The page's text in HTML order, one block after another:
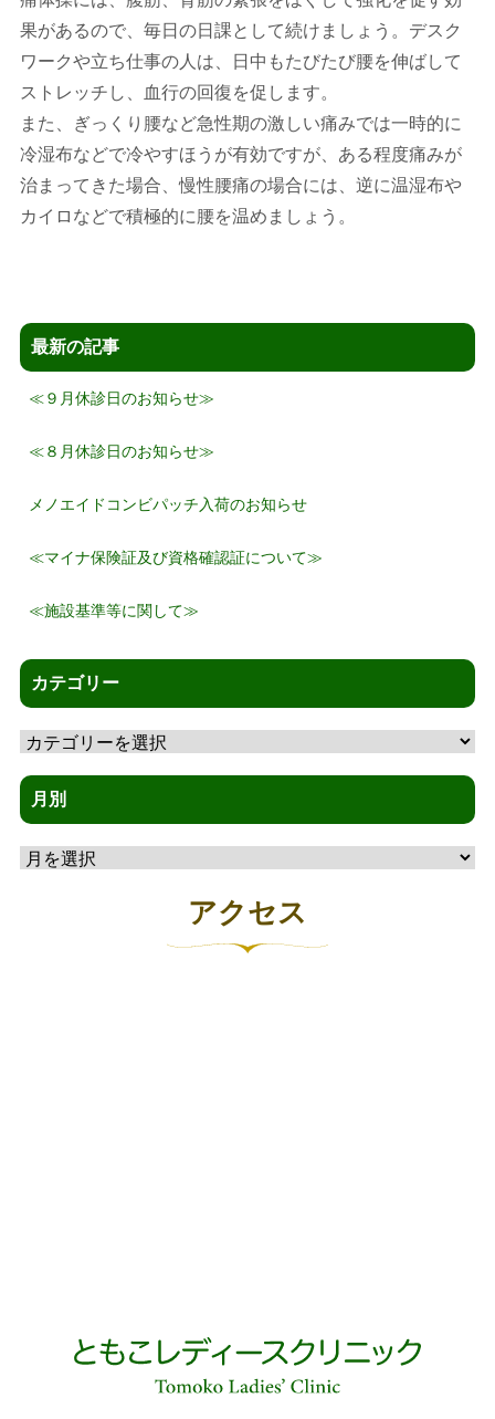
果があるので、毎日の日課として続けましょう。デスク
ワークや立ち仕事の人は、日中もたびたび腰を伸ばして
ストレッチし、血行の回復を促します。
また、ぎっくり腰など急性期の激しい痛みでは一時的に
冷湿布などで冷やすほうが有効ですが、ある程度痛みが
治まってきた場合、慢性腰痛の場合には、逆に温湿布や
カイロなどで積極的に腰を温めましょう。
最新の記事
≪９月休診日のお知らせ≫
≪８月休診日のお知らせ≫
メノエイドコンビパッチ入荷のお知らせ
≪マイナ保険証及び資格確認証について≫
≪施設基準等に関して≫
カテゴリー
テ
ゴ
リ
ー
月別
別
アクセス